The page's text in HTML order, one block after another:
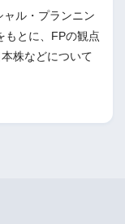
ル・プランニン
もとに、FPの観点
株などについて